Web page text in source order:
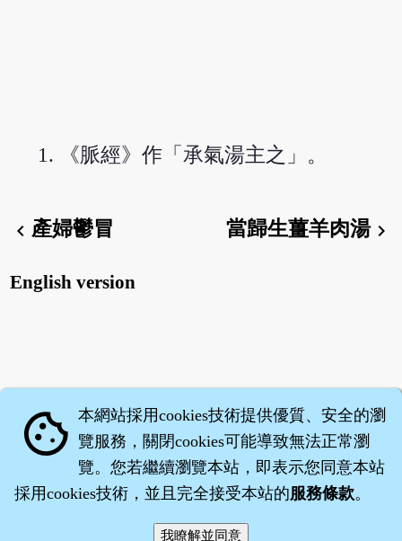
《脈經》作「承氣湯主之」。
chevron_left產婦鬱冒 當歸生薑羊肉湯chevron_right
English version
cookie 本網站採用cookies技術提供優質、安全的瀏
覽服務，關閉cookies可能導致無法正常瀏
覽。您若繼續瀏覽本站，即表示您同意本站
採用cookies技術，並且完全接受本站的服務條款。